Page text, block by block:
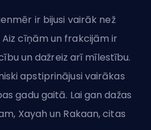
ir bijusi vairāk než
Aiz cīņām un frakcijāmir
un dažreiz arī mīlestību.
apstiprinājusi vairākas
gadu gaitā. Lai gan dažas
Xayah un Rakaan, citas